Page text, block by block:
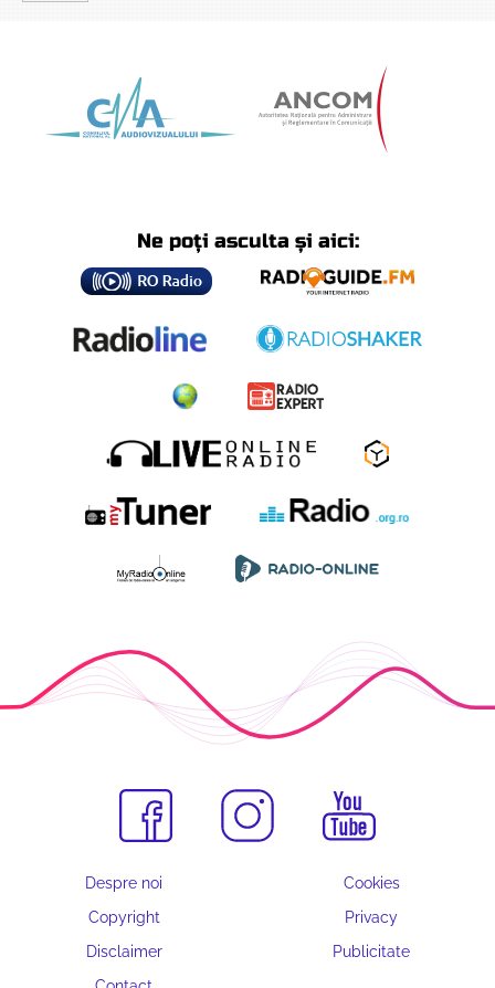
Ne poți asculta și aici:
Despre noi
Cookies
Copyright
Privacy
Disclaimer
Publicitate